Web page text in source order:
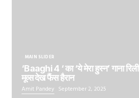
MAIN SLIDER
‘Baaghi 4 ‘ का ‘ये मेरा हुस्न’ गाना
मूव्स देख फैंस हैरान
Amit Pandey September 2, 2025